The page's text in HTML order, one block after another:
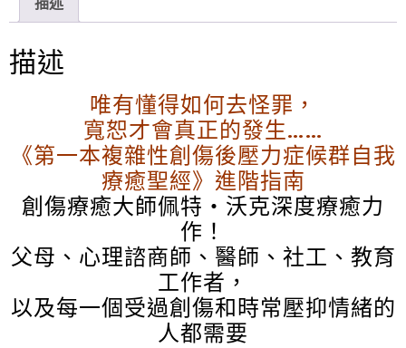
b
o
k
描述
唯有懂得如何去怪罪，
寬恕才會真正的發生……
《第一本複雜性創傷後壓力症候群自我
療癒聖經》進階指南
創傷療癒大師佩特‧沃克深度療癒力
作！
父母、心理諮商師、醫師、社工、教育
工作者，
以及每一個受過創傷和時常壓抑情緒的
人都需要